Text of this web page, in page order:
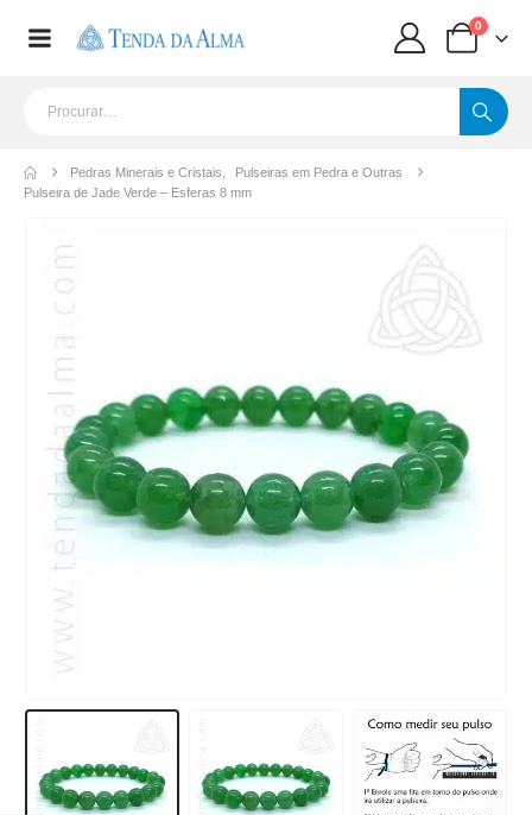
0
Pedras Minerais e Cristais
Pulseiras em Pedra e Outras
Pulseira de Jade Verde – Esferas 8 mm